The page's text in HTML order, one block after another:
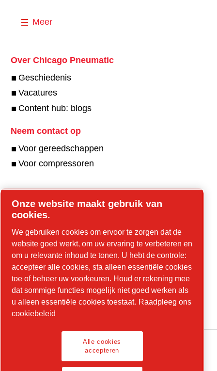
Meer
Over Chicago Pneumatic
Geschiedenis
Vacatures
Content hub: blogs
Neem contact op
Voor gereedschappen
Voor compressoren
Online tools
LinkedIn
YouTube
Instagram
Juridische informatie, privacybeleid
Onze website maakt gebruik van
cookies.
We gebruiken cookies om ervoor te zorgen dat de
website goed werkt, om uw ervaring te verbeteren en
om u relevante inhoud te tonen. U hebt de controle:
accepteer alle cookies, sta alleen essentiële cookies
toe of beheer uw voorkeuren. Houd er rekening mee
dat sommige functies mogelijk niet goed werken als
u alleen essentiële cookies toestaat. Raadpleeg ons
cookiebeleid
Alle cookies
accepteren